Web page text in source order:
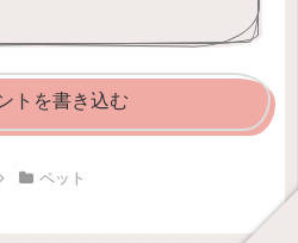
トを書き込む
ペット